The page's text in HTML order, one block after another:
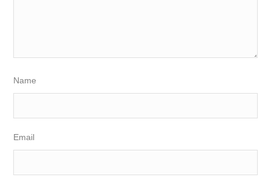
Name
Email